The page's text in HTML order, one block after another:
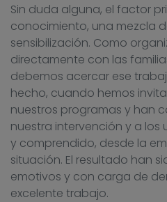
Sin duda alguna, el factor
conocimiento, una mezcla
sensibilización. Como
directamente con las
debemos acercar ese
hecho, cuando hemos
nuestros programas y han
nuestra intervención y a los
y comprendido, desde la
situación. El resultado han
emotivos y con carga de
excelente trabajo.